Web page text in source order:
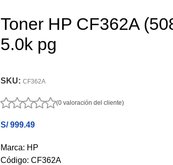
Toner HP CF362A
5.0k pg
SKU: CF362A
(0 valoración del cliente)
S/999.49
Marca: HP
Código: CF362A